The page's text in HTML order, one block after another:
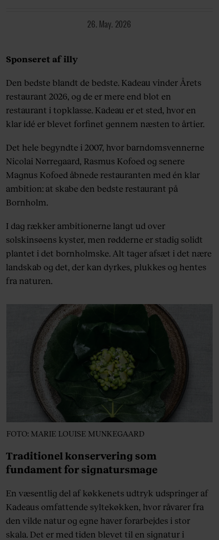
26. May. 2026
Sponseret af illy
Den bedste blandt de bedste. Kadeau vinder Årets
restaurant 2026, og de er mere end blot en
restaurant i topklasse. Kadeau er et sted, hvor en
klar idé er blevet forfinet gennem næsten to årtier.
Det hele begyndte i 2007, hvor barndomsvennerne
Nicolai Nørregaard, Rasmus Kofoed og senere
Magnus Kofoed åbnede restauranten med én klar
ambition: at skabe den bedste restaurant på
Bornholm.
I dag rækker ambitionerne langt ud over
solskinsøens kyster, men rødderne er stadig solidt
plantet i det bornholmske. Alt tager afsæt i det nære
landskab og det, der kan dyrkes, plukkes og hentes
fra naturen.
FOTO: MARIE LOUISE MUNKEGAARD
Traditionel konservering som
fundament for signatursmage
En væsentlig del af køkkenets udtryk udspringer af
Kadeaus omfattende syltekøkken, hvor råvarer fra
den vilde natur og egne haver forarbejdes i stor
skala. Det er med tiden blevet til en signatur i